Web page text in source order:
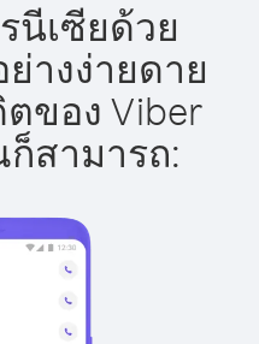
นีเซียด้วย
างง่ายดาย
ของ Viber
สามารถ: